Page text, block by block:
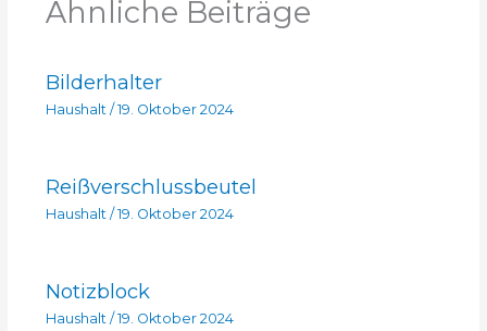
Ähnliche Beiträge
Bilderhalter
Haushalt/ 19. Oktober 2024
Reißverschlussbeutel
Haushalt/ 19. Oktober 2024
Notizblock
Haushalt / 19. Oktober 2024